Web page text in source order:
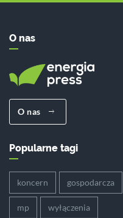
O nas
O nas
Popularne tagi
koncern gospodarcza
mp wyłączenia